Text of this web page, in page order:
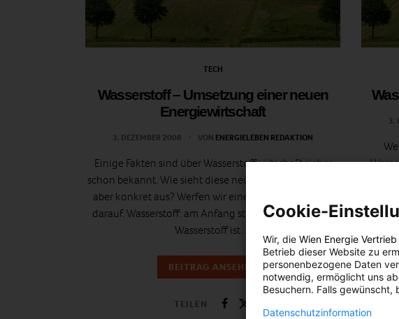
TECH
Wasserstoff – Umsetzung einer neuen
Energiewirtschaft
3. DEZEMBER 2008 VON ENERGIELEBEN REDAKTION
Einige Fakten sind über Wasserstoffwirtschaft sicher
schon bekannt. Wie sieht diese neue Energiewirtschaft
aber konkret aus? Werfen wir einen genaueren Blick
darauf. Wasserstoff: am Anfang steht die Gewinnung
Wasserstoff ist…
BEITRAG ANSEHEN
TEILEN
3.
Cookie-
Wir, die Wien Energie
Betrieb dieser Website zu
personenbezogene Daten
notwendig, ermöglicht uns
Besuchern. Falls gewünscht,
Datenschutzinformation